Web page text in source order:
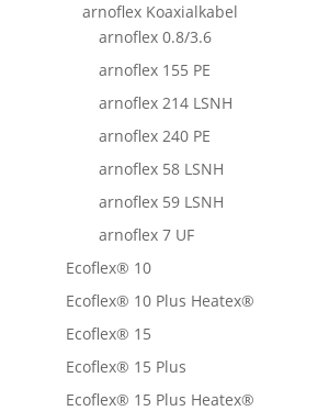
arnoflex Koaxialkabel
arnoflex 0.8/3.6
arnoflex 155 PE
arnoflex 214 LSNH
arnoflex 240 PE
arnoflex 58 LSNH
arnoflex 59 LSNH
arnoflex 7 UF
Ecoflex® 10
Ecoflex® 10 Plus Heatex®
Ecoflex® 15
Ecoflex® 15 Plus
Ecoflex® 15 Plus Heatex®